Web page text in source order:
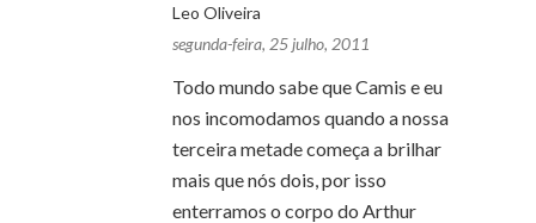
Leo Oliveira
segunda-feira, 25 julho, 2011
Todo mundo sabe que Camis e eu
nos incomodamos quando a nossa
terceira metade começa a brilhar
mais que nós dois, por isso
enterramos o corpo do Arthur